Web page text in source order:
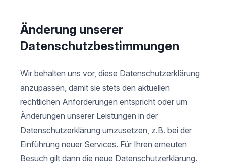
Änderung unserer
Datenschutzbestimmungen
Wir behalten uns vor, diese Datenschutzerklärung
anzupassen, damit sie stets den aktuellen
rechtlichen Anforderungen entspricht oder um
Änderungen unserer Leistungen in der
Datenschutzerklärung umzusetzen, z.B. bei der
Einführung neuer Services. Für Ihren erneuten
Besuch gilt dann die neue Datenschutzerklärung.